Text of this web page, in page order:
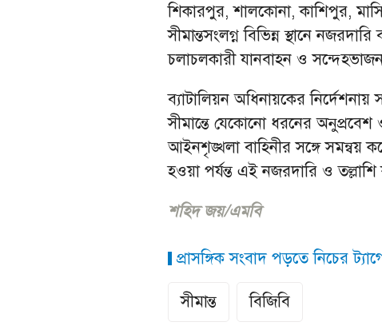
শিকারপুর, শালকোনা, কাশিপুর,
সীমান্তসংলগ্ন বিভিন্ন স্থানে
চলাচলকারী যানবাহন ও সন্দেহভাজন
ব্যাটালিয়ন অধিনায়কের
সীমান্তে যেকোনো ধরনের
আইনশৃঙ্খলা বাহিনীর সঙ্গে সমন্বয়
হওয়া পর্যন্ত এই নজরদারি ও তল্লাশি
শহিদ জয়/এমবি
প্রাসঙ্গিক সংবাদ পড়তে নিচের
সীমান্ত বিজিবি